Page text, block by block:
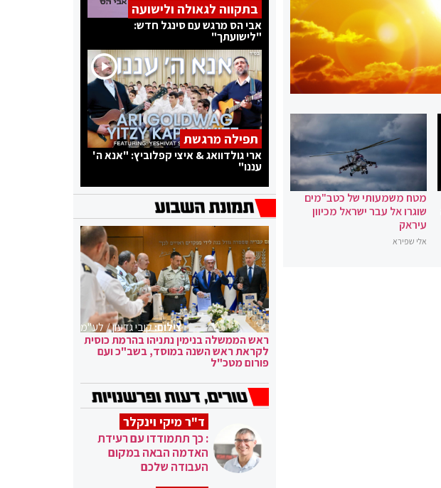
מטח משמעותי של כטב"מים
שוגרו אל עבר ישראל מכיוון
עיראק
אלי שפירא
בתקווה לגאולה ולישועה
אבי הס מרגש עם סינגל חדש:
"לישועתך"
תפילה מרגשת
ארי גולדוואג & איצי קפלוביץ: "אנא ה'
עננו"
צילום:קובי גדעון / לע"מ
ראש הממשלה בנימין נתניהו בהרמת כוסית
לקראת ראש השנה במוסד, בשב"כ ועם
פורום מטכ"ל
ד"ר מיקי וינקלר
: כך תתמודדו עם רעידת
האדמה הבאה במקום
העבודה שלכם